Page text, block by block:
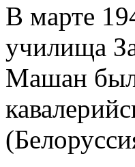
В марте
училища
Машан был